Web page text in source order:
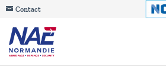
Contact